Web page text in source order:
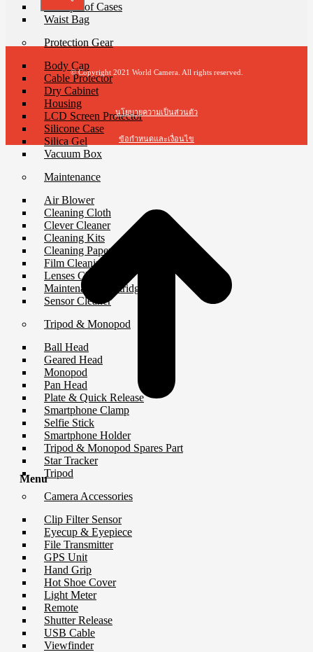
Waterproof Cases
Waist Bag
Protection Gear
Body Cap
Cable Protector
Dry Cabinet
Housing
LCD Screen Protector
Silicone Case
Silica Gel
Vacuum Box
Maintenance
Air Blower
Cleaning Cloth
Clever Cleaner
Cleaning Kits
Cleaning Paper
Film Cleaning Supplies
Lenses Cleaner
Maintenance Cartridge
Sensor Cleaner
Tripod & Monopod
Ball Head
Geared Head
Monopod
Pan Head
Plate & Quick Release
Smartphone Clamp
Selfie Stick
Smartphone Holder
Tripod & Monopod Spares Part
Star Tracker
Tripod
Camera Accessories
Clip Filter Sensor
Eyecup & Eyepiece
File Transmitter
GPS Unit
Hand Grip
Hot Shoe Cover
Light Meter
Remote
Shutter Release
USB Cable
Viewfinder
© Copyright 2021 World Camera. All rights reserved.
นโยบายความเป็นส่วนตัว
ข้อกำหนดและเงื่อนไข
Menu